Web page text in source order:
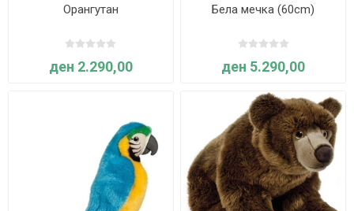
Орангутан
ден 2.290,00
Бела мечка (60cm)
ден 5.290,00